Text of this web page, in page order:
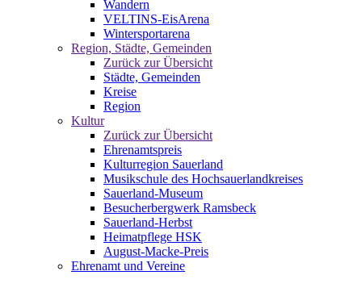
Wandern
VELTINS-EisArena
Wintersportarena
Region, Städte, Gemeinden
Zurück zur Übersicht
Städte, Gemeinden
Kreise
Region
Kultur
Zurück zur Übersicht
Ehrenamtspreis
Kulturregion Sauerland
Musikschule des Hochsauerlandkreises
Sauerland-Museum
Besucherbergwerk Ramsbeck
Sauerland-Herbst
Heimatpflege HSK
August-Macke-Preis
Ehrenamt und Vereine